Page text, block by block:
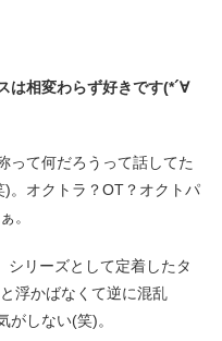
は相変わらず好きです(*´∀
って何だろうって話してた
。オクトラ？OT？オクトパ
。
シリーズとして定着したタ
浮かばなくて逆に混乱
がしない(笑)。